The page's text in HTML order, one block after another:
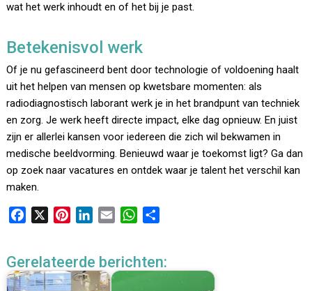
wat het werk inhoudt en of het bij je past.
Betekenisvol werk
Of je nu gefascineerd bent door technologie of voldoening haalt
uit het helpen van mensen op kwetsbare momenten: als
radiodiagnostisch laborant werk je in het brandpunt van techniek
en zorg. Je werk heeft directe impact, elke dag opnieuw. En juist
zijn er allerlei kansen voor iedereen die zich wil bekwamen in
medische beeldvorming. Benieuwd waar je toekomst ligt? Ga dan
op zoek naar vacatures en ontdek waar je talent het verschil kan
maken.
e
b
t
e
k
e
i
W
t
e
Gerelateerde berichten: